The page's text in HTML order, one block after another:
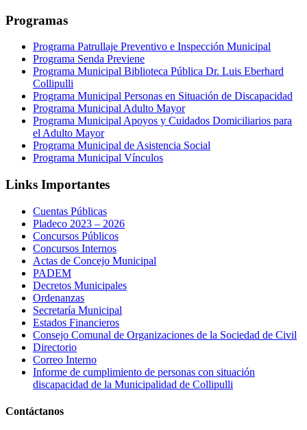
Programas
Programa Patrullaje Preventivo e Inspección Municipal
Programa Senda Previene
Programa Municipal Biblioteca Pública Dr. Luis Eberhard
Collipulli
Programa Municipal Personas en Situación de Discapacidad
Programa Municipal Adulto Mayor
Programa Municipal Apoyos y Cuidados Domiciliarios para
el Adulto Mayor
Programa Municipal de Asistencia Social
Programa Municipal Vínculos
Links Importantes
Cuentas Públicas
Pladeco 2023 – 2026
Concursos Públicos
Concursos Internos
Actas de Concejo Municipal
PADEM
Decretos Municipales
Ordenanzas
Secretaría Municipal
Estados Financieros
Consejo Comunal de Organizaciones de la Sociedad de Civil
Directorio
Correo Interno
Informe de cumplimiento de personas con situación
discapacidad de la Municipalidad de Collipulli
Contáctanos